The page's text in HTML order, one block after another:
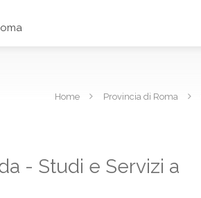
Home Provincia di Roma
- Studi e Servizi a